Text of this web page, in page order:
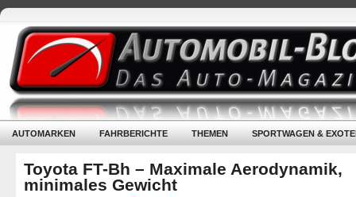
AUTOMARKEN FAHRBERICHTE THEMEN SPORTWAGEN &
Toyota FT-Bh – Maximale Aerodynamik,
minimales Gewicht